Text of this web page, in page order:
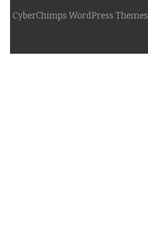
CyberChimps WordPress Themes